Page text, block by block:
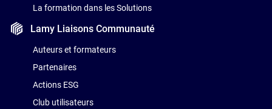
La formation dans les Solutions
Lamy LiaisonsCommunauté
Auteurs et formateurs
Partenaires
Actions ESG
Club utilisateurs